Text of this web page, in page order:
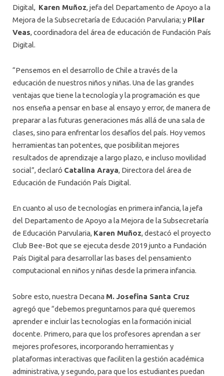
Digital, Karen Muñoz, jefa del Departamento de Apoyo a la
Mejora de la Subsecretaría de Educación Parvularia; y Pilar
Veas, coordinadora del área de educación de Fundación País
Digital.
“Pensemos en el desarrollo de Chile a través de la
educación de nuestros niños y niñas. Una de las grandes
ventajas que tiene la tecnología y la programación es que
nos enseña a pensar en base al ensayo y error, de manera de
preparar a las futuras generaciones más allá de una sala de
clases, sino para enfrentar los desafíos del país. Hoy vemos
herramientas tan potentes, que posibilitan mejores
resultados de aprendizaje a largo plazo, e incluso movilidad
social”, declaró Catalina Araya, Directora del área de
Educación de Fundación País Digital.
En cuanto al uso de tecnologías en primera infancia, la jefa
del Departamento de Apoyo a la Mejora de la Subsecretaría
de Educación Parvularia, Karen Muñoz, destacó el proyecto
Club Bee-Bot que se ejecuta desde 2019 junto a Fundación
País Digital para desarrollar las bases del pensamiento
computacional en niños y niñas desde la primera infancia.
Sobre esto, nuestra Decana M. Josefina Santa Cruz
agregó que “debemos preguntarnos para qué queremos
aprender e incluir las tecnologías en la formación inicial
docente. Primero, para que los profesores aprendan a ser
mejores profesores, incorporando herramientas y
plataformas interactivas que faciliten la gestión académica
administrativa, y segundo, para que los estudiantes puedan